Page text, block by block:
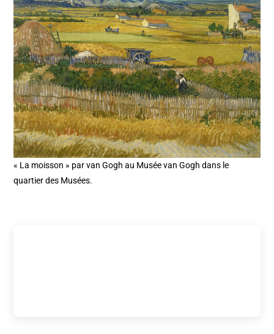
« La moisson » par van Gogh au Musée van Gogh dans le
quartier des Musées.